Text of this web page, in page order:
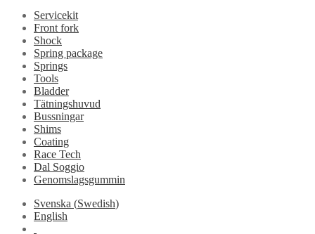
Servicekit
Front fork
Shock
Spring package
Springs
Tools
Bladder
Tätningshuvud
Bussningar
Shims
Coating
Race Tech
Dal Soggio
Genomslagsgummin
Svenska (Swedish)
English